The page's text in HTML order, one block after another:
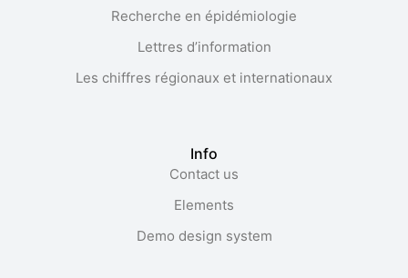
Recherche en épidémiologie
Lettres d’information
Les chiffres régionaux et internationaux
Info
Contact us
Elements
Demo design system